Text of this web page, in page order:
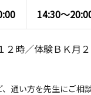
14:30〜
時／体験ＢＫ月
通い方を先生にご相談